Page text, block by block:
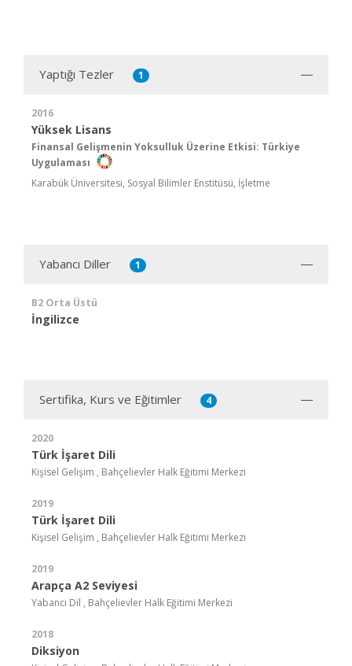
Yaptığı Tezler 1
2016
Yüksek Lisans
Finansal Gelişmenin Yoksulluk Üzerine Etkisi: Türkiye
Uygulaması
Karabük Üniversitesi, Sosyal Bilimler Enstitüsü, İşletme
Yabancı Diller 1
B2 Orta Üstü
İngilizce
Sertifika, Kurs ve Eğitimler 4
2020
Türk İşaret Dili
Kişisel Gelişim , Bahçelievler Halk Eğitimi Merkezi
2019
Türk İşaret Dili
Kişisel Gelişim , Bahçelievler Halk Eğitimi Merkezi
2019
Arapça A2 Seviyesi
Yabancı Dil , Bahçelievler Halk Eğitimi Merkezi
2018
Diksiyon